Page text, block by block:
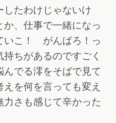
したわけじゃないけ
、仕事で一緒になっ
いこ！ がんばろ！っ
ちがあるのですごく
でる澪をそばで見て
を何を言っても変え
さも感じて辛かった